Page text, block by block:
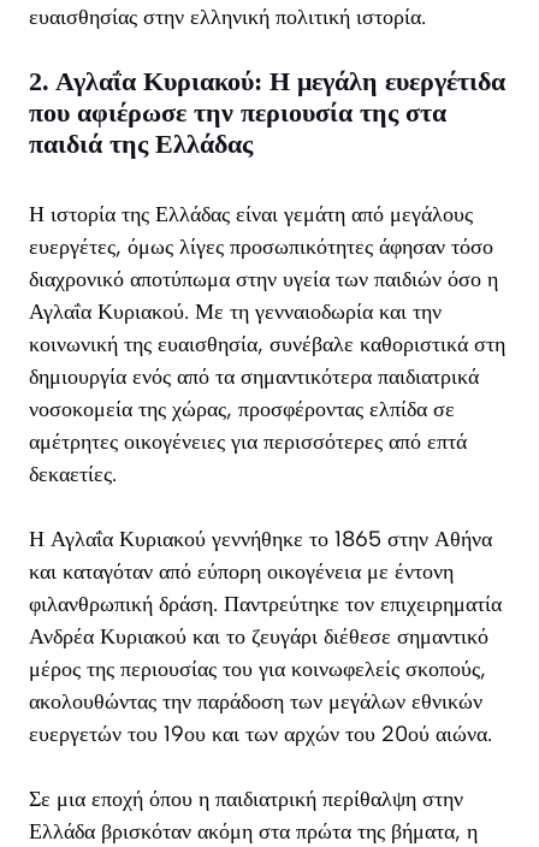
ευαισθησίας στην ελληνική πολιτική ιστορία.
2. Αγλαΐα Κυριακού: Η μεγάλη ευεργέτιδα
που αφιέρωσε την περιουσία της στα
παιδιά της Ελλάδας
Η ιστορία της Ελλάδας είναι γεμάτη από μεγάλους
ευεργέτες, όμως λίγες προσωπικότητες άφησαν τόσο
διαχρονικό αποτύπωμα στην υγεία των παιδιών όσο η
Αγλαΐα Κυριακού. Με τη γενναιοδωρία και την
κοινωνική της ευαισθησία, συνέβαλε καθοριστικά στη
δημιουργία ενός από τα σημαντικότερα παιδιατρικά
νοσοκομεία της χώρας, προσφέροντας ελπίδα σε
αμέτρητες οικογένειες για περισσότερες από επτά
δεκαετίες.
Η Αγλαΐα Κυριακού γεννήθηκε το 1865 στην Αθήνα
και καταγόταν από εύπορη οικογένεια με έντονη
φιλανθρωπική δράση. Παντρεύτηκε τον επιχειρηματία
Ανδρέα Κυριακού και το ζευγάρι διέθεσε σημαντικό
μέρος της περιουσίας του για κοινωφελείς σκοπούς,
ακολουθώντας την παράδοση των μεγάλων εθνικών
ευεργετών του 19ου και των αρχών του 20ού αιώνα.
Σε μια εποχή όπου η παιδιατρική περίθαλψη στην
Ελλάδα βρισκόταν ακόμη στα πρώτα της βήματα, η